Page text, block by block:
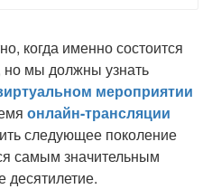
когда именно состоится
мы должны узнать
мероприятии
онлайн-трансляции
следующее поколение
самым значительным
десятилетие.